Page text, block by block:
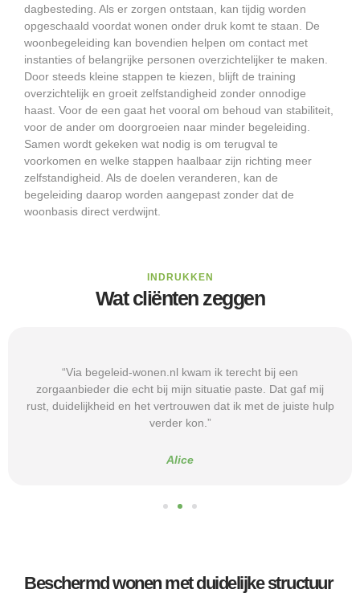
dagbesteding. Als er zorgen ontstaan, kan tijdig worden
opgeschaald voordat wonen onder druk komt te staan. De
woonbegeleiding kan bovendien helpen om contact met
instanties of belangrijke personen overzichtelijker te maken.
Door steeds kleine stappen te kiezen, blijft de training
overzichtelijk en groeit zelfstandigheid zonder onnodige
haast. Voor de een gaat het vooral om behoud van stabiliteit,
voor de ander om doorgroeien naar minder begeleiding.
Samen wordt gekeken wat nodig is om terugval te
voorkomen en welke stappen haalbaar zijn richting meer
zelfstandigheid. Als de doelen veranderen, kan de
begeleiding daarop worden aangepast zonder dat de
woonbasis direct verdwijnt.
INDRUKKEN
Wat cliënten zeggen
“Via begeleid-wonen.nl kwam ik terecht bij een
zorgaanbieder die echt bij mijn situatie paste. Dat gaf mij
rust, duidelijkheid en het vertrouwen dat ik met de juiste hulp
verder kon.”
Alice
Beschermd wonen met duidelijke structuur